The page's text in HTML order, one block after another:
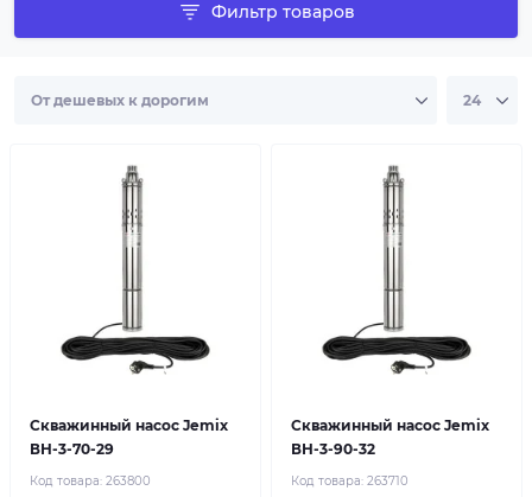
Фильтр товаров
Скважинный насос Jemix
ВН-3-70-29
Код товара: 263800
Скважинный насос Jemix
ВН-3-90-32
Код товара: 263710